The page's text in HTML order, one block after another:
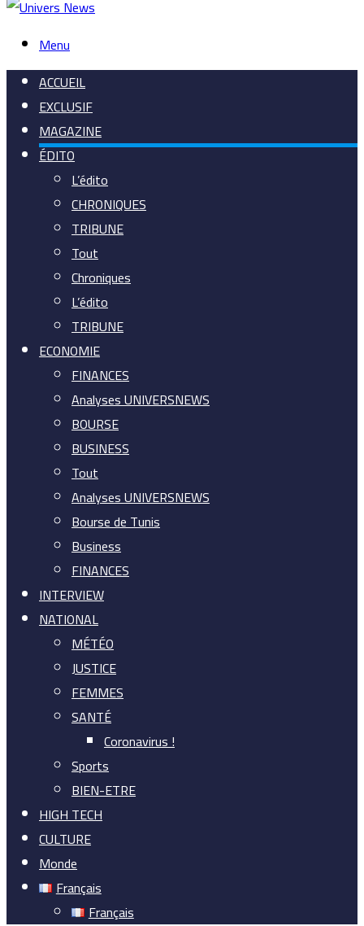
Menu
ACCUEIL
EXCLUSIF
MAGAZINE
ÉDITO
L’édito
CHRONIQUES
TRIBUNE
Tout
Chroniques
L’édito
TRIBUNE
ECONOMIE
FINANCES
Analyses UNIVERSNEWS
BOURSE
BUSINESS
Tout
Analyses UNIVERSNEWS
Bourse de Tunis
Business
FINANCES
INTERVIEW
NATIONAL
MÉTÉO
JUSTICE
FEMMES
SANTÉ
Coronavirus !
Sports
BIEN-ETRE
HIGH TECH
CULTURE
Monde
Français
Français